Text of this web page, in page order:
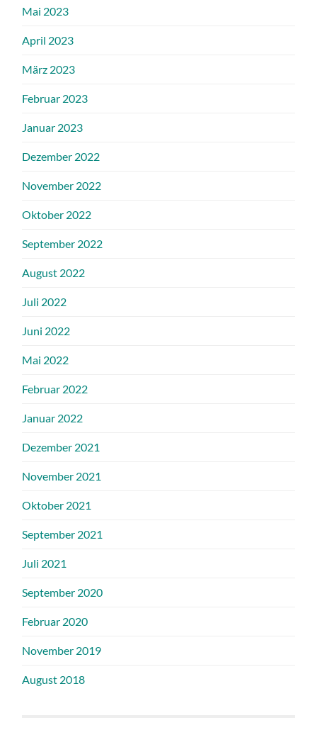
Mai 2023
April 2023
März 2023
Februar 2023
Januar 2023
Dezember 2022
November 2022
Oktober 2022
September 2022
August 2022
Juli 2022
Juni 2022
Mai 2022
Februar 2022
Januar 2022
Dezember 2021
November 2021
Oktober 2021
September 2021
Juli 2021
September 2020
Februar 2020
November 2019
August 2018